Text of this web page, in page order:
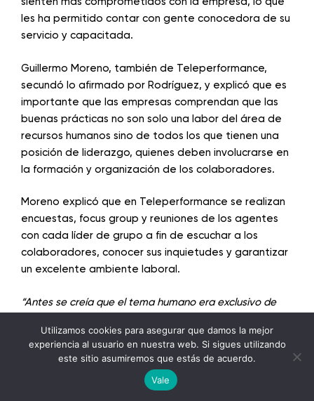
les ha permitido contar con gente conocedora de su
servicio y capacitada.
Guillermo Moreno, también de Teleperformance,
secundó lo afirmado por Rodríguez, y explicó que es
importante que las empresas comprendan que las
buenas prácticas no son solo una labor del área de
recursos humanos sino de todos los que tienen una
posición de liderazgo, quienes deben involucrarse en
la formación y organización de los colaboradores.
Moreno explicó que en Teleperformance se realizan
encuestas, focus group y reuniones de los agentes
con cada líder de grupo a fin de escuchar a los
colaboradores, conocer sus inquietudes y garantizar
un excelente ambiente laboral.
“Antes se creía que el tema humano era exclusivo de
rompimos ese paradigma como muchas otras empresas
exitosas lo han hecho y ahora el centraje de la
responsabilidad sobre la gente es de los líderes, de los
que dirigen, obviamente recursos humanos da
English
Utilizamos cookies para asegurar que damos la mejor
experiencia al usuario en nuestra web. Si sigues utilizando
este sitio asumiremos que estás de acuerdo.
Vale